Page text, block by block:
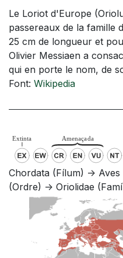
Le Loriot d'Europe
passereaux de la famille
25 cm de longueur et
Olivier Messiaen a
qui en porte le nom, de
Font: Wikipedia
Chordata (Fílum) ->
(Ordre) -> Oriolidae